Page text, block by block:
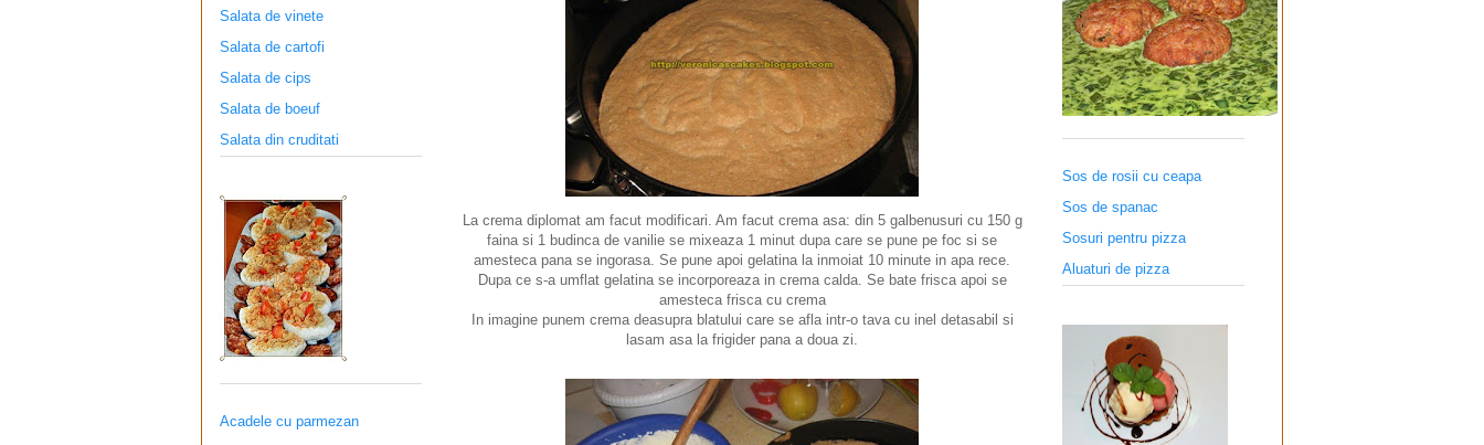
La crema diplomat am facut modificari. Am facut crema asa: din 5 galbenusuri cu 150 g
faina si 1 budinca de vanilie se mixeaza 1 minut dupa care se pune pe foc si se
amesteca pana se ingorasa. Se pune apoi gelatina la inmoiat 10 minute in apa rece.
Dupa ce s-a umflat gelatina se incorporeaza in crema calda. Se bate frisca apoi se
amesteca frisca cu crema
In imagine punem crema deasupra blatului care se afla intr-o tava cu inel detasabil si
lasam asa la frigider pana a doua zi.
Salata de vinete
Salata de cartofi
Salata de cips
Salata de boeuf
Salata din cruditati
Acadele cu parmezan
Sos de rosii cu ceapa
Sos de spanac
Sosuri pentru pizza
Aluaturi de pizza